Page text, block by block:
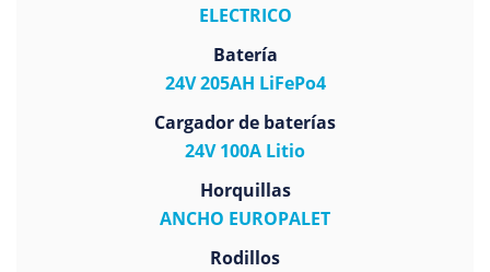
ELECTRICO
Batería
24V 205AH LiFePo4
Cargador de baterías
24V 100A Litio
Horquillas
ANCHO EUROPALET
Rodillos